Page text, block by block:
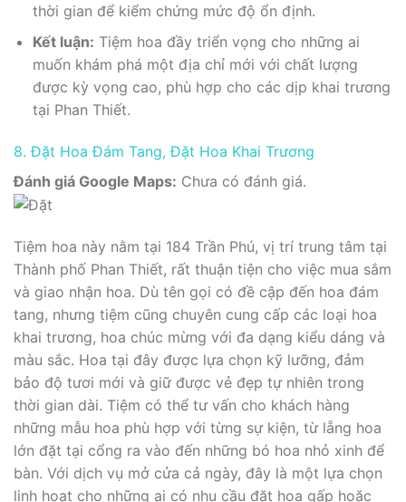
thời gian để kiểm chứng mức độ ổn định.
Kết luận: Tiệm hoa đầy triển vọng cho những ai
muốn khám phá một địa chỉ mới với chất lượng
được kỳ vọng cao, phù hợp cho các dịp khai trương
tại Phan Thiết.
8. Đặt Hoa Đám Tang, Đặt Hoa Khai Trương
Đánh giá Google Maps: Chưa có đánh giá.
Tiệm hoa này nằm tại 184 Trần Phú, vị trí trung tâm tại
Thành phố Phan Thiết, rất thuận tiện cho việc mua sắm
và giao nhận hoa. Dù tên gọi có đề cập đến hoa đám
tang, nhưng tiệm cũng chuyên cung cấp các loại hoa
khai trương, hoa chúc mừng với đa dạng kiểu dáng và
màu sắc. Hoa tại đây được lựa chọn kỹ lưỡng, đảm
bảo độ tươi mới và giữ được vẻ đẹp tự nhiên trong
thời gian dài. Tiệm có thể tư vấn cho khách hàng
những mẫu hoa phù hợp với từng sự kiện, từ lẵng hoa
lớn đặt tại cổng ra vào đến những bó hoa nhỏ xinh để
bàn. Với dịch vụ mở cửa cả ngày, đây là một lựa chọn
linh hoạt cho những ai có nhu cầu đặt hoa gấp hoặc